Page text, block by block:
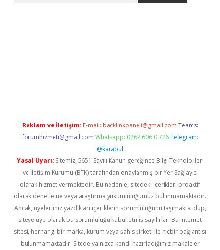
Reklam ve İletişim: E-mail: backlinkpaneli@gmail.com Teams:
forumhizmeti@gmail.com Whatsapp: 0262 606 0 726 Telegram:
@karabul
Yasal Uyarı: Sitemiz, 5651 Sayılı Kanun gereğince Bilgi Teknolojileri
ve İletişim Kurumu (BTK) tarafından onaylanmış bir Yer Sağlayıcı
olarak hizmet vermektedir. Bu nedenle, sitedeki içerikleri proaktif
olarak denetleme veya araştırma yükümlülüğümüz bulunmamaktadır.
Ancak, üyelerimiz yazdıkları içeriklerin sorumluluğunu taşımakta olup,
siteye üye olarak bu sorumluluğu kabul etmiş sayılırlar. Bu internet
sitesi, herhangi bir marka, kurum veya şahıs şirketi ile hiçbir bağlantısı
bulunmamaktadır. Sitede yalnızca kendi hazırladığımız makaleler